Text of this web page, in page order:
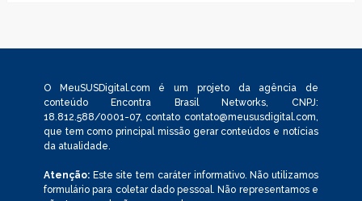
O MeuSUSDigital.com é um projeto da agência de
conteúdo Encontra Brasil Networks, CNPJ:
18.812.588/0001-07, contato contato@meususdigital.com
que tem como principal missão gerar conteúdos e notícias
da atualidade.
Atenção:Este site tem caráter informativo. Não utilizamos
formulário para coletar dado pessoal. Não representamos e